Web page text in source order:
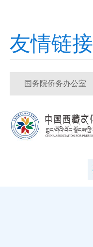
友情链接
国务院侨务办公室